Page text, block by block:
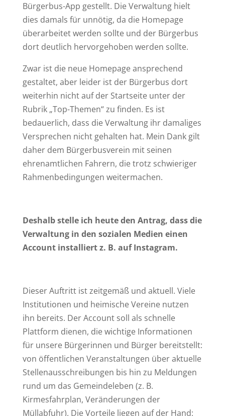
Bürgerbus-App gestellt. Die Verwaltung hielt
dies damals für unnötig, da die Homepage
überarbeitet werden sollte und der Bürgerbus
dort deutlich hervorgehoben werden sollte.
Zwar ist die neue Homepage ansprechend
gestaltet, aber leider ist der Bürgerbus dort
weiterhin nicht auf der Startseite unter der
Rubrik „Top-Themen“ zu finden. Es ist
bedauerlich, dass die Verwaltung ihr damaliges
Versprechen nicht gehalten hat. Mein Dank gilt
daher dem Bürgerbusverein mit seinen
ehrenamtlichen Fahrern, die trotz schwieriger
Rahmenbedingungen weitermachen.
Deshalb stelle ich heute den Antrag, dass die
Verwaltung in den sozialen Medien einen
Account installiert z. B. auf Instagram.
Dieser Auftritt ist zeitgemäß und aktuell. Viele
Institutionen und heimische Vereine nutzen
ihn bereits. Der Account soll als schnelle
Plattform dienen, die wichtige Informationen
für unsere Bürgerinnen und Bürger bereitstellt:
von öffentlichen Veranstaltungen über aktuelle
Stellenausschreibungen bis hin zu Meldungen
rund um das Gemeindeleben (z. B.
Kirmesfahrplan, Veränderungen der
Müllabfuhr). Die Vorteile liegen auf der Hand: